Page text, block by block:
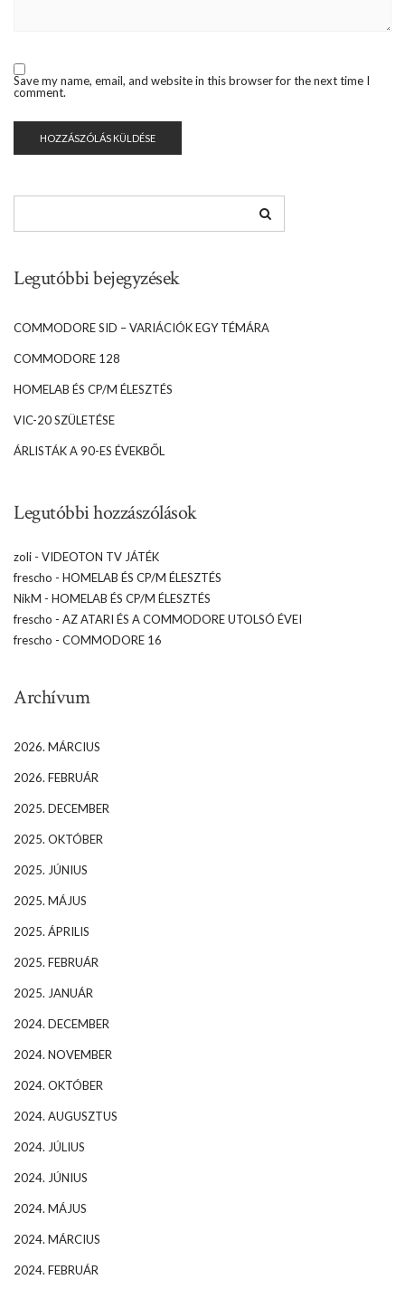
Save my name, email, and website in this browser for the next time I
comment.
Legutóbbi bejegyzések
COMMODORE SID – VARIÁCIÓK EGY TÉMÁRA
COMMODORE 128
HOMELAB ÉS CP/M ÉLESZTÉS
VIC-20 SZÜLETÉSE
ÁRLISTÁK A 90-ES ÉVEKBŐL
Legutóbbi hozzászólások
zoli - VIDEOTON TV JÁTÉK
frescho - HOMELAB ÉS CP/M ÉLESZTÉS
NikM - HOMELAB ÉS CP/M ÉLESZTÉS
frescho - AZ ATARI ÉS A COMMODORE UTOLSÓ ÉVEI
frescho - COMMODORE 16
Archívum
2026. MÁRCIUS
2026. FEBRUÁR
2025. DECEMBER
2025. OKTÓBER
2025. JÚNIUS
2025. MÁJUS
2025. ÁPRILIS
2025. FEBRUÁR
2025. JANUÁR
2024. DECEMBER
2024. NOVEMBER
2024. OKTÓBER
2024. AUGUSZTUS
2024. JÚLIUS
2024. JÚNIUS
2024. MÁJUS
2024. MÁRCIUS
2024. FEBRUÁR